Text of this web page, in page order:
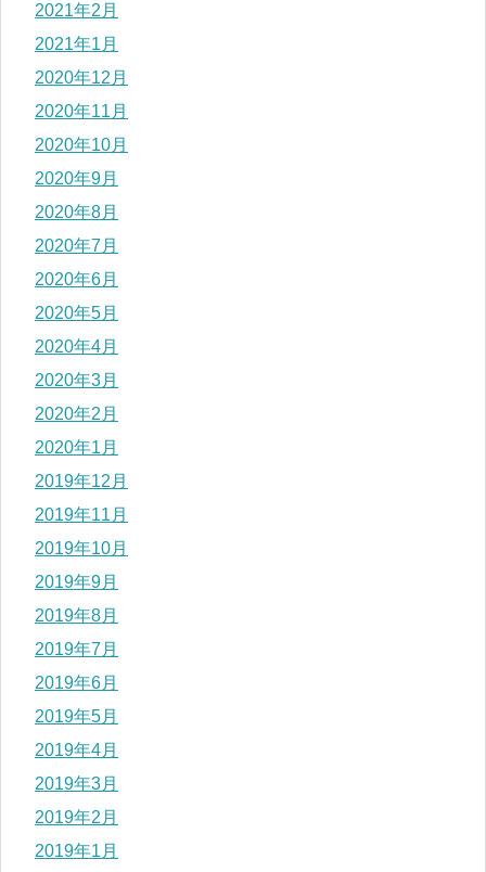
2021年2月
2021年1月
2020年12月
2020年11月
2020年10月
2020年9月
2020年8月
2020年7月
2020年6月
2020年5月
2020年4月
2020年3月
2020年2月
2020年1月
2019年12月
2019年11月
2019年10月
2019年9月
2019年8月
2019年7月
2019年6月
2019年5月
2019年4月
2019年3月
2019年2月
2019年1月